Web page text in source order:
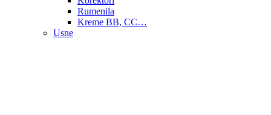
Rumenila
Kreme BB, CC…
Usne